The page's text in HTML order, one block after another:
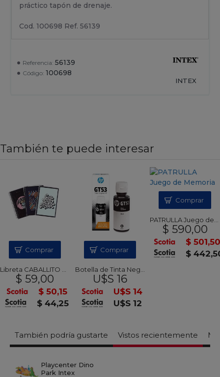
Referencia: 56139
Código: 100698
INTEX
práctico tapón de drenaje.
Cod. 100698 Ref. 56139
También te puede interesar
$ 59,00
$ 50,15
$ 44,25
Comprar
U$S 16
U$S 14
U$S 12
Comprar
PATRULLA Juego de Memoria
$ 590,00
$
$
Comprar
También podría gustarte Vistos recientemente
Playcenter Dino
Park Intex